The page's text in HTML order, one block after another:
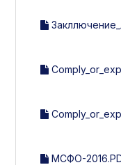
МСФО-